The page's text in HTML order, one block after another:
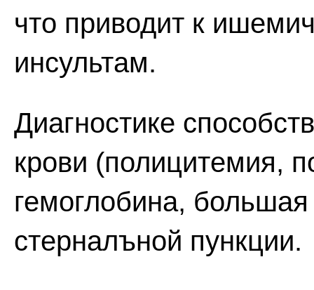
что приводит к
инсультам.
Диагностике
крови (полицитемия,
гемоглобина, большая
стерналъной пункции.